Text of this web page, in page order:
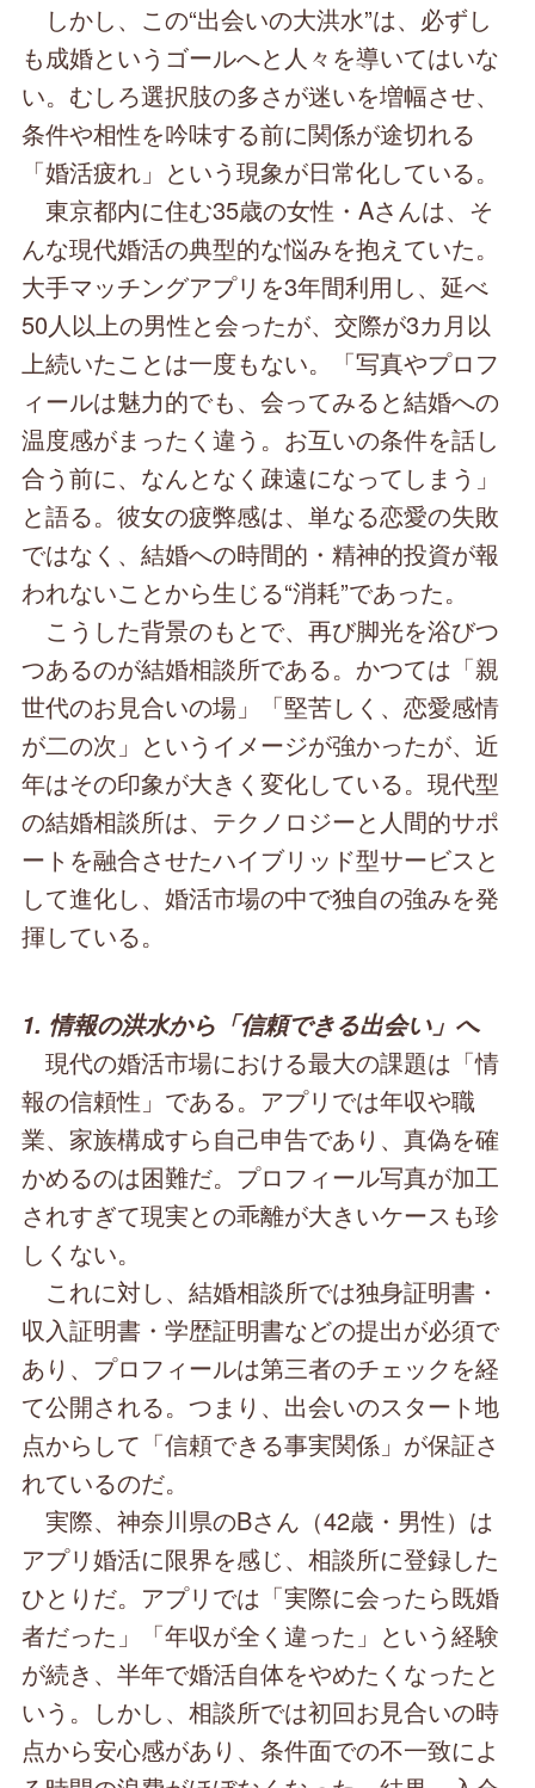
しかし、この“出会いの大洪水”は、必ずし
も成婚というゴールへと人々を導いてはいな
い。むしろ選択肢の多さが迷いを増幅させ、
条件や相性を吟味する前に関係が途切れる
「婚活疲れ」という現象が日常化している。
東京都内に住む35歳の女性・Aさんは、そ
んな現代婚活の典型的な悩みを抱えていた。
大手マッチングアプリを3年間利用し、延べ
50人以上の男性と会ったが、交際が3カ月以
上続いたことは一度もない。「写真やプロフ
ィールは魅力的でも、会ってみると結婚への
温度感がまったく違う。お互いの条件を話し
合う前に、なんとなく疎遠になってしまう」
と語る。彼女の疲弊感は、単なる恋愛の失敗
ではなく、結婚への時間的・精神的投資が報
われないことから生じる“消耗”であった。
こうした背景のもとで、再び脚光を浴びつ
つあるのが結婚相談所である。かつては「親
世代のお見合いの場」「堅苦しく、恋愛感情
が二の次」というイメージが強かったが、近
年はその印象が大きく変化している。現代型
の結婚相談所は、テクノロジーと人間的サポ
ートを融合させたハイブリッド型サービスと
して進化し、婚活市場の中で独自の強みを発
揮している。
1. 情報の洪水から「信頼できる出会い」へ
現代の婚活市場における最大の課題は「情
報の信頼性」である。アプリでは年収や職
業、家族構成すら自己申告であり、真偽を確
かめるのは困難だ。プロフィール写真が加工
されすぎて現実との乖離が大きいケースも珍
しくない。
これに対し、結婚相談所では独身証明書・
収入証明書・学歴証明書などの提出が必須で
あり、プロフィールは第三者のチェックを経
て公開される。つまり、出会いのスタート地
点からして「信頼できる事実関係」が保証さ
れているのだ。
実際、神奈川県のBさん（42歳・男性）は
アプリ婚活に限界を感じ、相談所に登録した
ひとりだ。アプリでは「実際に会ったら既婚
者だった」「年収が全く違った」という経験
が続き、半年で婚活自体をやめたくなったと
いう。しかし、相談所では初回お見合いの時
点から安心感があり、条件面での不一致によ